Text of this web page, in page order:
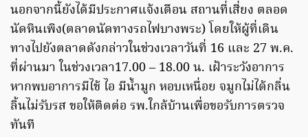
นอกจากนี้ยังได้มีประกาศแจ้งเตือน สถานที่เสี่ยง ตลอด
นัดหินเพิง(ตลาดนัดทางรถไฟบางพระ) โดยให้ผู้ที่เดิน
ทางไปยังตลาดดังกล่าวในช่วงเวลาวันที่ 16 และ 27 พ.ค.
ที่ผ่านมา ในช่วงเวลา17.00 – 18.00 น. เฝ้าระวังอาการ
หากพบอาการมีไข้ ไอ มีน้ำมูก หอบเหนื่อย จมูกไม่ได้กลิ่น
ลิ้นไม่รับรส ขอให้ติดต่อ รพ.ใกล้บ้านเพื่อขอรับการตรวจ
ทันที